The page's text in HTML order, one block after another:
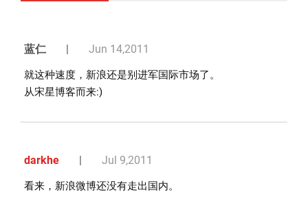
蓝仁 | Jun 14,2011
就这种速度，新浪还是别进军国际市场了。
从宋星博客而来:)
darkhe | Jul 9,2011
看来，新浪微博还没有走出国内。